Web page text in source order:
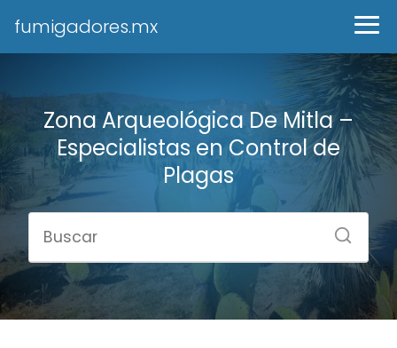
fumigadores.mx
Zona Arqueológica De Mitla –
Especialistas en Control de
Plagas